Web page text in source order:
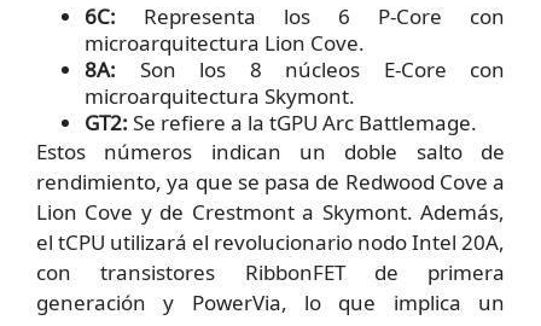
6C: Representa los 6 P-Core con
microarquitectura Lion Cove.
8A: Son los 8 núcleos E-Core con
microarquitectura Skymont.
GT2: Se refiere a la tGPU Arc Battlemage.
Estos números indican un doble salto de
rendimiento, ya que se pasa de Redwood Cove a
Lion Cove y de Crestmont a Skymont. Además,
el tCPU utilizará el revolucionario nodo Intel 20A,
con transistores RibbonFET de primera
generación y PowerVia, lo que implica un